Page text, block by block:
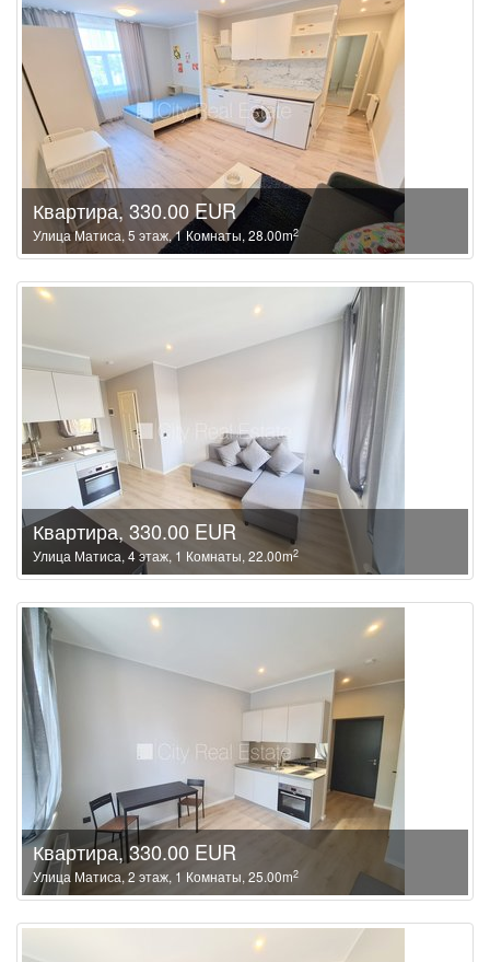
Квартира, 330.00 EUR
Улица Матиса, 5 этаж, 1 Комнаты, 28.00m2
Квартира, 330.00 EUR
Улица Матиса, 4 этаж, 1 Комнаты, 22.00m2
Квартира, 330.00 EUR
Улица Матиса, 2 этаж, 1 Комнаты, 25.00m2